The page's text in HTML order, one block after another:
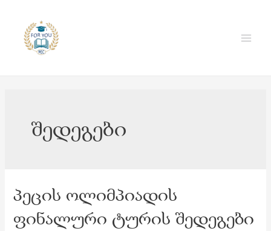
content
შედეგები
პეცის ოლიმპიადის
ფინალური ტურის შედეგები